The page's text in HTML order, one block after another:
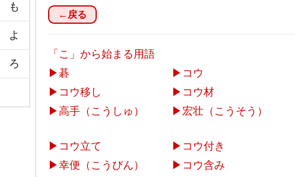
も
よ
ろ
←戻る
「こ」から始まる用語
▶碁 ▶ コウ
▶ コウ移し ▶ コウ材
▶高手（こうしゅ） ▶宏壮（こうそう）
▶ コウ立て ▶ コウ付き
▶幸便（こうびん） ▶ コウ含み